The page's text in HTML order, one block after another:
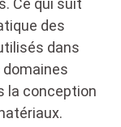
Ce qui suit
des
dans
domaines
la conception